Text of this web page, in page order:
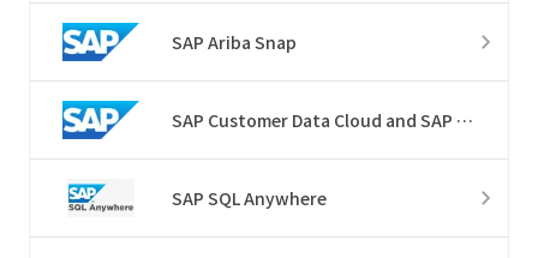
SAP Ariba Snap
SAP Customer Data Cloud and SAP Customer Data Platform
SAP SQL Anywhere